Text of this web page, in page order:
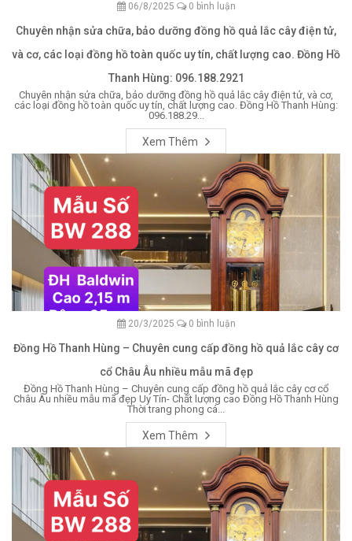
06/8/2025 0 bình luận
Chuyên nhận sửa chữa, bảo dưỡng đồng hồ quả lắc cây điện tử,
và cơ, các loại đồng hồ toàn quốc uy tín, chất lượng cao. Đồng Hồ
Thanh Hùng: 096.188.2921
Chuyên nhận sửa chữa, bảo dưỡng đồng hồ quả lắc cây điện tử, và cơ,
các loại đồng hồ toàn quốc uy tín, chất lượng cao. Đồng Hồ Thanh Hùng:
096.188.29...
Xem Thêm
20/3/2025 0 bình luận
Đồng Hồ Thanh Hùng – Chuyên cung cấp đồng hồ quả lắc cây cơ
cổ Châu Âu nhiều mẫu mã đẹp
Đồng Hồ Thanh Hùng – Chuyên cung cấp đồng hồ quả lắc cây cơ cổ
Châu Âu nhiều mẫu mã đẹp Uy Tín- Chất lượng cao Đồng Hồ Thanh Hùng
Thời trang phong cá...
Xem Thêm